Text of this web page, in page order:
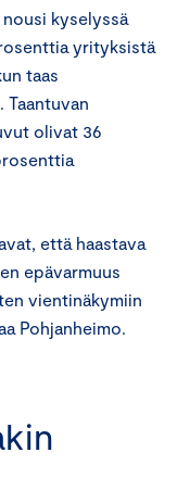
kyselyssä
yrityksistä
taas
olivat 36
että haastava
epävarmuus
vientinäkymiin
Pohjanheimo.